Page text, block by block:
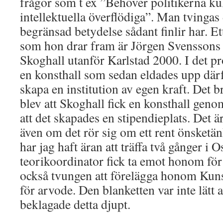
intellektuella överflödiga”. Man
begränsad betydelse sådant finlir har.
som hon drar fram är Jörgen
Skoghall utanför Karlstad 2000. I det
en konsthall som sedan eldades upp
skapa en institution av egen kraft. Det
blev att Skoghall fick en konsthall
att det skapades en stipendieplats. Det
även om det rör sig om ett rent
har jag haft äran att träffa två gånger i
teorikoordinator fick ta emot honom
också tvungen att förelägga honom
för arvode. Den blanketten var inte lätt
beklagade detta djupt.